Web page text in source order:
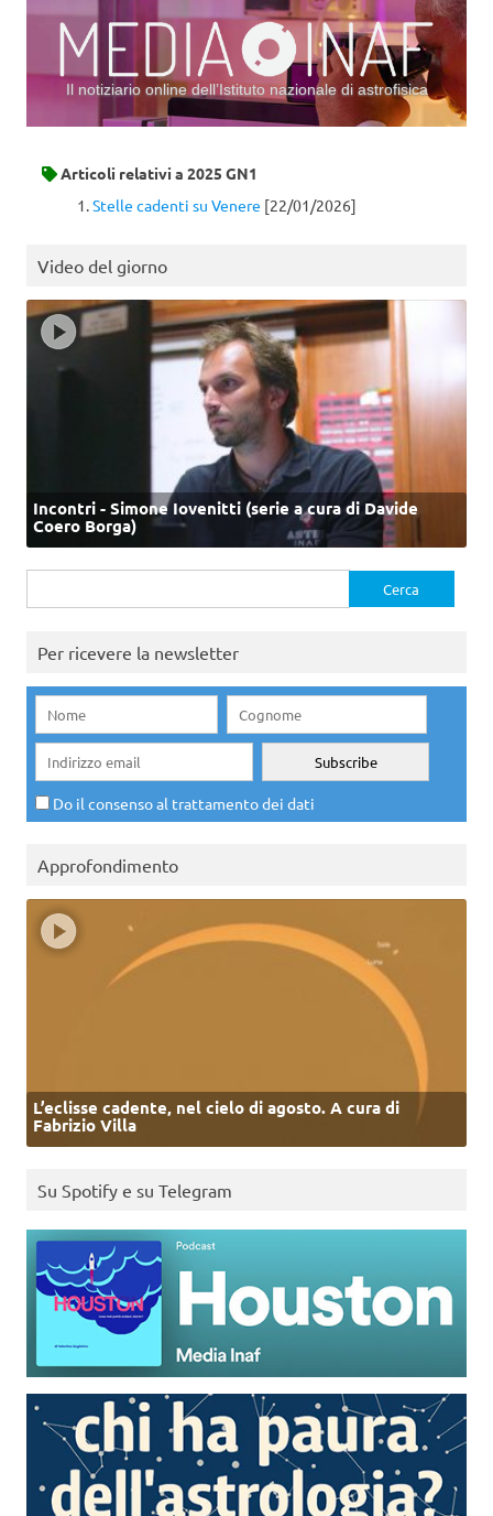
Il notiziario online dell’Istituto nazionale di astrofisica
Articoli relativi a 2025 GN1
Stelle cadenti su Venere [22/01/2026]
Video del giorno
Incontri - Simone Iovenitti (serie a cura di Davide
Coero Borga)
per:
Per ricevere la newsletter
Do il consenso al trattamento dei dati
Approfondimento
L’eclisse cadente, nel cielo di agosto. A cura di
Fabrizio Villa
Su Spotify e su Telegram